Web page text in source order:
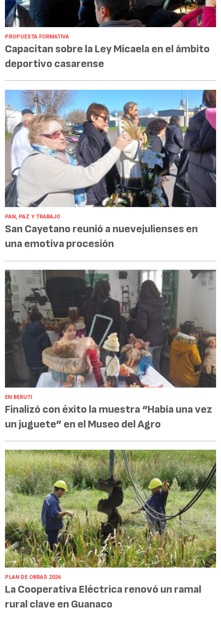
PROPUESTA FORMATIVA
Capacitan sobre la Ley Micaela en el ámbito
deportivo casarense
PAN, PAZ Y TRABAJO
San Cayetano reunió a nuevejulienses en
una emotiva procesión
EN BERUTI
Finalizó con éxito la muestra “Había una vez
un juguete” en el Museo del Agro
PLAN DE OBRAS 2026
La Cooperativa Eléctrica renovó un ramal
rural clave en Guanaco